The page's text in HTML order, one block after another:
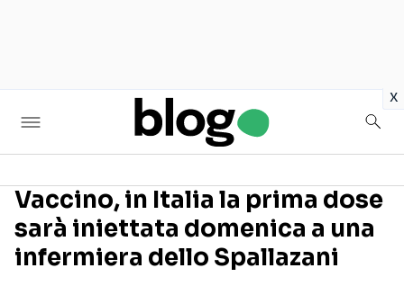
x
Seguici sui social
Vaccino, in Italia la prima dose
sarà iniettata domenica a una
infermiera dello Spallazani